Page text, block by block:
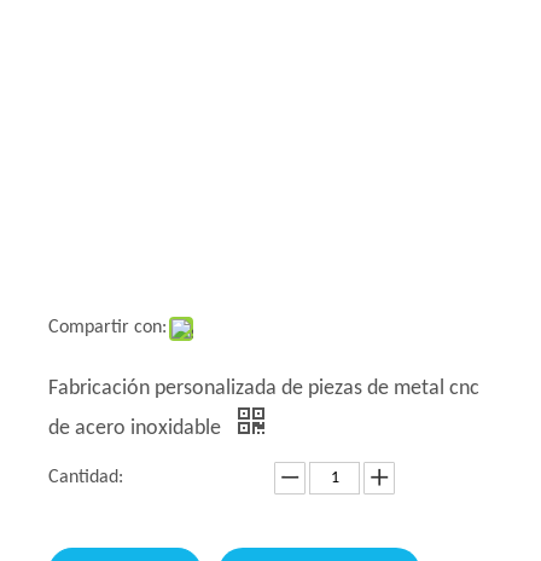
Compartir con:
Fabricación personalizada de piezas de metal cnc
de acero inoxidable
Cantidad: